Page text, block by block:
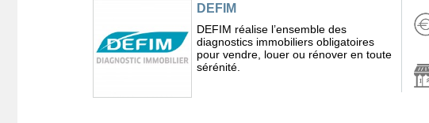
DEFIM
DEFIM réalise l’ensemble des
diagnostics immobiliers obligatoires
pour vendre, louer ou rénover en toute
sérénité.